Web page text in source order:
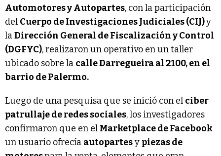
Automotores y Autopartes, con la participación
del Cuerpo de Investigaciones Judiciales (CIJ)y
laDirección General de Fiscalización y Control
(DGFYC), realizaron un operativo en un taller
ubicado sobre la calle Darregueira al 2100, en el
barrio de Palermo.
Luego de una pesquisa que se inició con el ciber
patrullaje de redes sociales, los investigadores
confirmaron que en el Marketplace de Facebook
un usuario ofrecía autopartesy piezas de